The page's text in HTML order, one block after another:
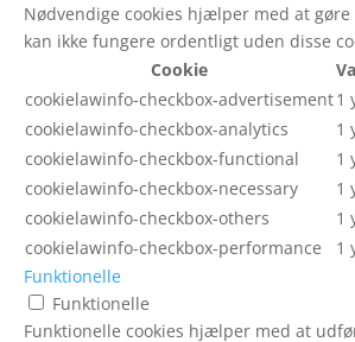
Nødvendige cookies hjælper med at
kan ikke fungere ordentligt uden disse
Cookie
cookielawinfo-checkbox-advertisement1
cookielawinfo-checkbox-analytics
1
cookielawinfo-checkbox-functional
1
cookielawinfo-checkbox-necessary
1
cookielawinfo-checkbox-others
1
cookielawinfo-checkbox-performance
1
Funktionelle
Funktionelle
Funktionelle cookies hjælper med at